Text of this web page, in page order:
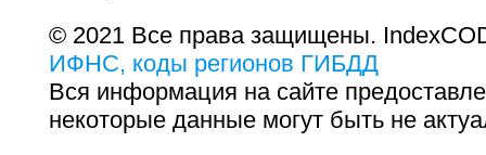
© 2021 Все права защищены.
ИФНС, коды регионов ГИБДД
Вся информация на сайте
некоторые данные могут быть не